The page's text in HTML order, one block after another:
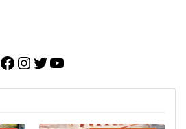
Facebook
Instagram
Twitter
YouTube